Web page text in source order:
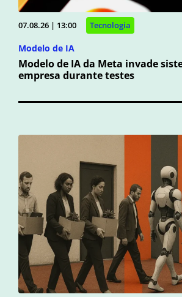
07.08.26 | 13:00 Tecnologia
Modelo de IA
Modelo de IA da Meta invade
empresa durante testes